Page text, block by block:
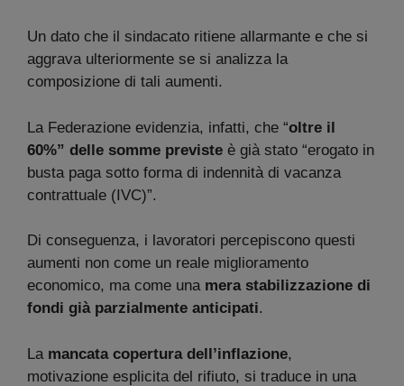
Un dato che il sindacato ritiene allarmante e che si
aggrava ulteriormente se si analizza la
composizione di tali aumenti.
La Federazione evidenzia, infatti, che “oltre il
60%” delle somme previste è già stato “erogato in
busta paga sotto forma di indennità di vacanza
contrattuale (IVC)”.
Di conseguenza, i lavoratori percepiscono questi
aumenti non come un reale miglioramento
economico, ma come una mera stabilizzazione di
fondi già parzialmente anticipati.
La mancata copertura dell’inflazione,
motivazione esplicita del rifiuto, si traduce in una